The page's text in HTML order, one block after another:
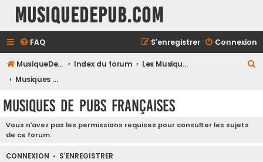
MusiqueDePub.com
FAQ Connexion
S’enregistrer
MusiqueDePub.com Index du forum
Les Musiques De Pubs
Musiques de Pubs Françaises
Musiques de Pubs Françaises
Vous n’avez pas les permissions requises pour consulter les sujets
de ce forum.
CONNEXION • S’ENREGISTRER